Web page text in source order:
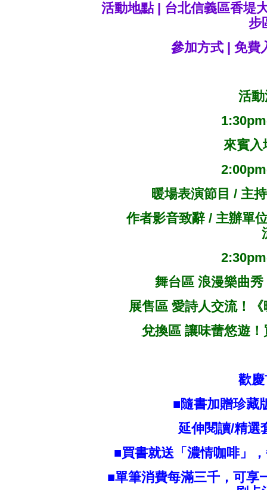
活動地點 | 台北信義區香堤
步
參加方式 | 免費
活
來賓入
暖場表演節目 / 主
作者影音致辭 / 主辦單
舞台區 浪漫樂曲
展售區 愛詩人交流！
兌換區 讓味蕾悠遊
歡
■隨書加贈珍藏
延伸閱讀/精選
■買書就送「濃情咖啡」
■單筆消費每滿三千，可享